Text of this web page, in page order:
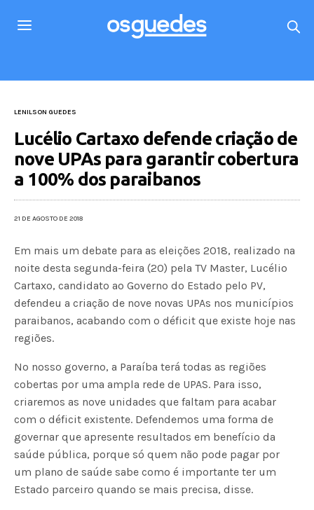
LENILSON GUEDES
Lucélio Cartaxo defende criação de
nove UPAs para garantir cobertura
a 100% dos paraibanos
21 DE AGOSTO DE 2018
Em mais um debate para as eleições 2018, realizado na
noite desta segunda-feira (20) pela TV Master, Lucélio
Cartaxo, candidato ao Governo do Estado pelo PV,
defendeu a criação de nove novas UPAs nos municípios
paraibanos, acabando com o déficit que existe hoje nas
regiões.
No nosso governo, a Paraíba terá todas as regiões
cobertas por uma ampla rede de UPAS. Para isso,
criaremos as nove unidades que faltam para acabar
com o déficit existente. Defendemos uma forma de
governar que apresente resultados em benefício da
saúde pública, porque só quem não pode pagar por
um plano de saúde sabe como é importante ter um
Estado parceiro quando se mais precisa, disse.